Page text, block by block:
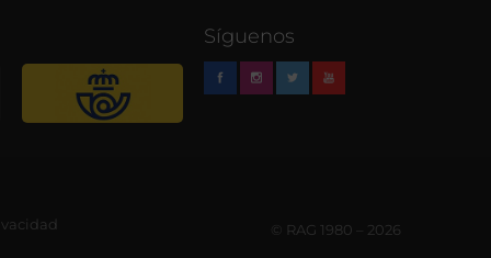
Síguenos
© RAG 1980 – 2026